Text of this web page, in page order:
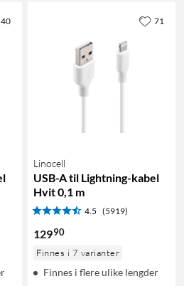
40
Linocell
USB-A til Lightning-kabel
Hvit 0,1 m
4.5 (5919)
12990
Finnes i 7 varianter
Finnes i flere ulike lengder
71